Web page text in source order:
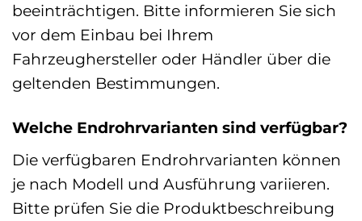
beeinträchtigen. Bitte informieren Sie sich
vor dem Einbau bei Ihrem
Fahrzeughersteller oder Händler über die
geltenden Bestimmungen.
Welche Endrohrvarianten sind verfügbar?
Die verfügbaren Endrohrvarianten können
je nach Modell und Ausführung variieren.
Bitte prüfen Sie die Produktbeschreibung